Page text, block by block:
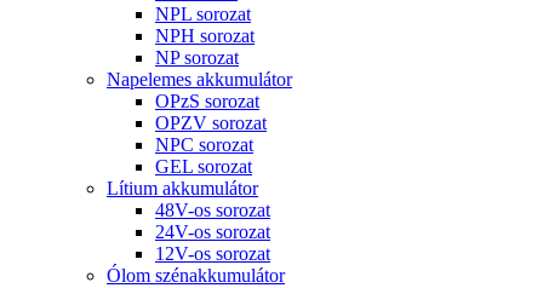
NPL sorozat
NPH sorozat
NP sorozat
Napelemes akkumulátor
OPzS sorozat
OPZV sorozat
NPC sorozat
GEL sorozat
Lítium akkumulátor
48V-os sorozat
24V-os sorozat
12V-os sorozat
Ólom szénakkumulátor